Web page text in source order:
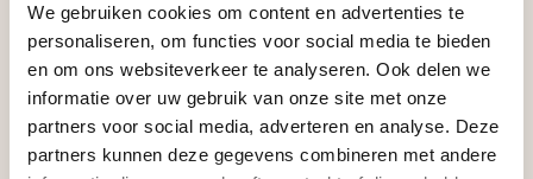
We gebruiken cookies om content en advertenties te
personaliseren, om functies voor social media te bieden
en om ons websiteverkeer te analyseren. Ook delen we
informatie over uw gebruik van onze site met onze
partners voor social media, adverteren en analyse. Deze
partners kunnen deze gegevens combineren met andere
Zakelijke klant worden
Vego Tuinmaterialen is de meest geschikte partner
voor zakelijke klanten op zoek naar tuin- en
infraproducten. Als professionele leverancier van
Aangepaste openingstijden tijdens de
vakantieperiode
Waardenburg en Vego Dordrecht hanteren tijdens
de vakantieperiode aangepaste openingstijden op